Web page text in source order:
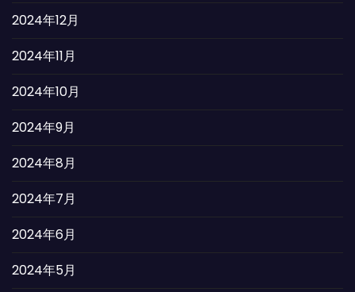
2024年12月
2024年11月
2024年10月
2024年9月
2024年8月
2024年7月
2024年6月
2024年5月